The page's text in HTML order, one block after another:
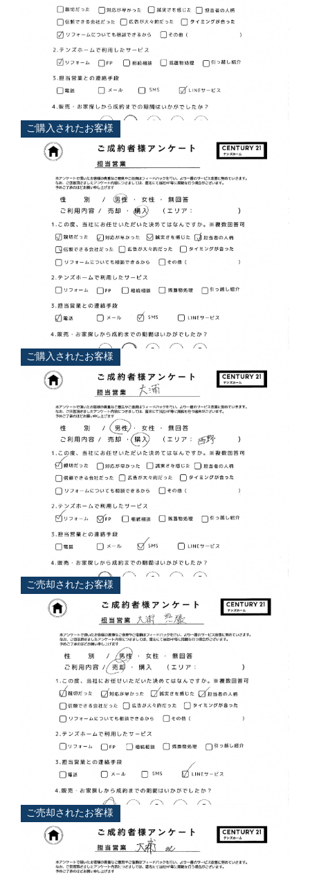
担当
大浦 典
担当
大浦 典
ご購入されたお客様
担当
大浦 典
ご購入されたお客様
担当
大浦 典
ご売却されたお客様
ご売却されたお客様